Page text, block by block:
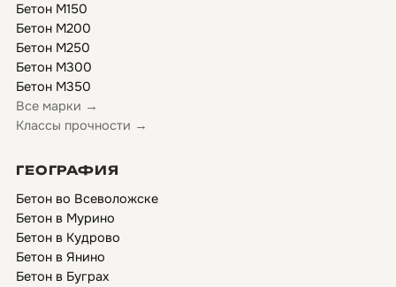
Бетон М150
Бетон М200
Бетон М250
Бетон М300
Бетон М350
Все марки →
Классы прочности →
ГЕОГРАФИЯ
Бетон во Всеволожске
Бетон в Мурино
Бетон в Кудрово
Бетон в Янино
Бетон в Буграх